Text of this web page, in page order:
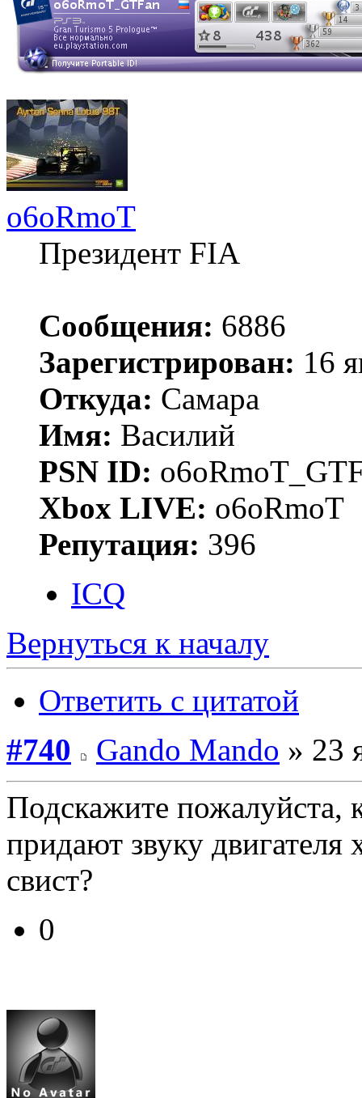
o6oRmoT
Президент FIA
Сообщения: 6886
Зарегистрирован: 16
Откуда: Самара
Имя: Василий
PSN ID:
Xbox LIVE: o6oRmoT
Репутация: 396
ICQ
Вернуться к началу
Ответить с цитатой
#740
Gando Mando » 23
Подскажите пожалуйста,
придают звуку
свист?
0